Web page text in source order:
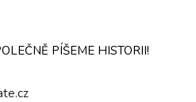
PÍŠEME HISTORII!